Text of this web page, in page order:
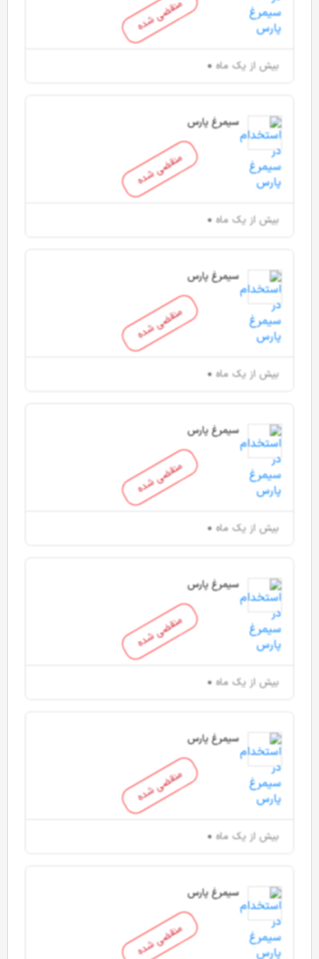
منقضی شده
بیش از یک ماه
منقضی شده
سیمرغ پارس
بیش از یک ماه
منقضی شده
سیمرغ پارس
بیش از یک ماه
منقضی شده
سیمرغ پارس
بیش از یک ماه
منقضی شده
سیمرغ پارس
بیش از یک ماه
منقضی شده
سیمرغ پارس
بیش از یک ماه
منقضی شده
سیمرغ پارس